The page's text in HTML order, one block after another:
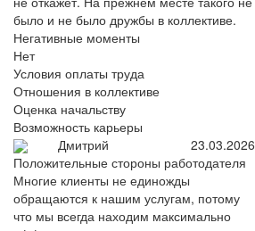
было и не было дружбы в коллективе.
Негативные моменты
Нет
Условия оплаты труда
Отношения в коллективе
Оценка начальству
Возможность карьеры
Дмитрий
23.03.2026
Положительные стороны работодателя
Многие клиенты не единожды
обращаются к нашим услугам, потому
что мы всегда находим максимально